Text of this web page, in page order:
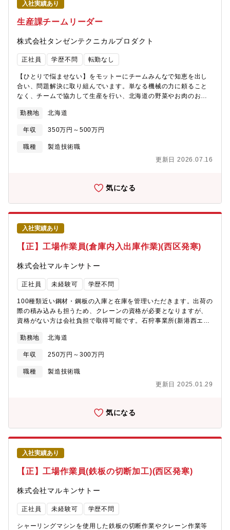
入社実績あり
生産課チームリーダー
株式会社タンゼンテクニカルプロダクト
正社員 学歴不問 転勤なし
【ひとりで悩ませない】をモットーにチームみんなで知恵を出し
合い、問題解決に取り組んでいます。単なる機械の力に頼ること
なく、チームで協力して生産を行い、北海道の野菜やお肉のおい
安定を目指して、16名の生産メンバーがお互いに声掛けをしなが
ら仕事をしています。そんなチームのリーダーになってください
ませんか。＜主な業務＞・工場全体の工程管理 ・スケジュール
予測と生産高管理・スケジュール変更や人員配置※予定通りに工
か、などスケジュールと工程を適切に管理していきます。◎やり
やすく、アイデアを具現化できる自由度の高い職場環境です。◎
自分たちが製造した商品がスーパーなどの店頭に並んでいるのを
見る時、食品メーカーならではの喜びを味わえます！
勤務地 北海道
年収 350万円～500万円
職種
製造技術職
更新日 2026.07.16
気になる
入社実績あり
【正】工場作業員(倉庫内入出庫作業)(西区発寒)
株式会社マルキンサトー
正社員 未経験可 学歴不問
100種類近い鋼材・鋼板の入庫と在庫を管理いただきます。出荷の
際の積み込みも担うため、クレーンの資格が必要となりますが、
資格がない方は会社負担で取得可能です。石狩事業所(新港西エリ
勤務地
北海道
年収 250万円～300万円
職種
製造技術職
更新日 2025.01.29
気になる
入社実績あり
【正】工場作業員(鉄板の切断加工)(西区発寒)
株式会社マルキンサトー
正社員 未経験可 学歴不問
シャーリングマシンを使用した鉄板の切断作業やクレーン作業等